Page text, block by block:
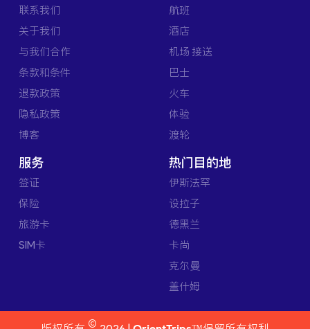
联系我们
关于我们
与我们合作
条款和条件
退款政策
隐私政策
博客
航班
酒店
机场 接送
巴士
火车
体验
渡轮
服务
签证
保险
旅游卡
SIM卡
热门目的地
伊斯法罕
设拉子
德黑兰
卡尚
克尔曼
盖什姆